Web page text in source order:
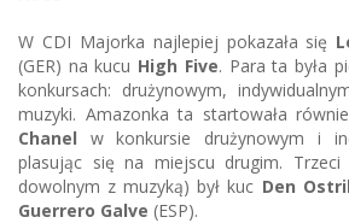
W CDI Majorka najlepiej pokazała się
(GER) na kucu High Five. Para ta była
konkursach: drużynowym,
muzyki. Amazonka ta startowała
Chanel w konkursie drużynowym i
plasując się na miejscu drugim.
dowolnym z muzyką) był kuc Den
Guerrero Galve (ESP).